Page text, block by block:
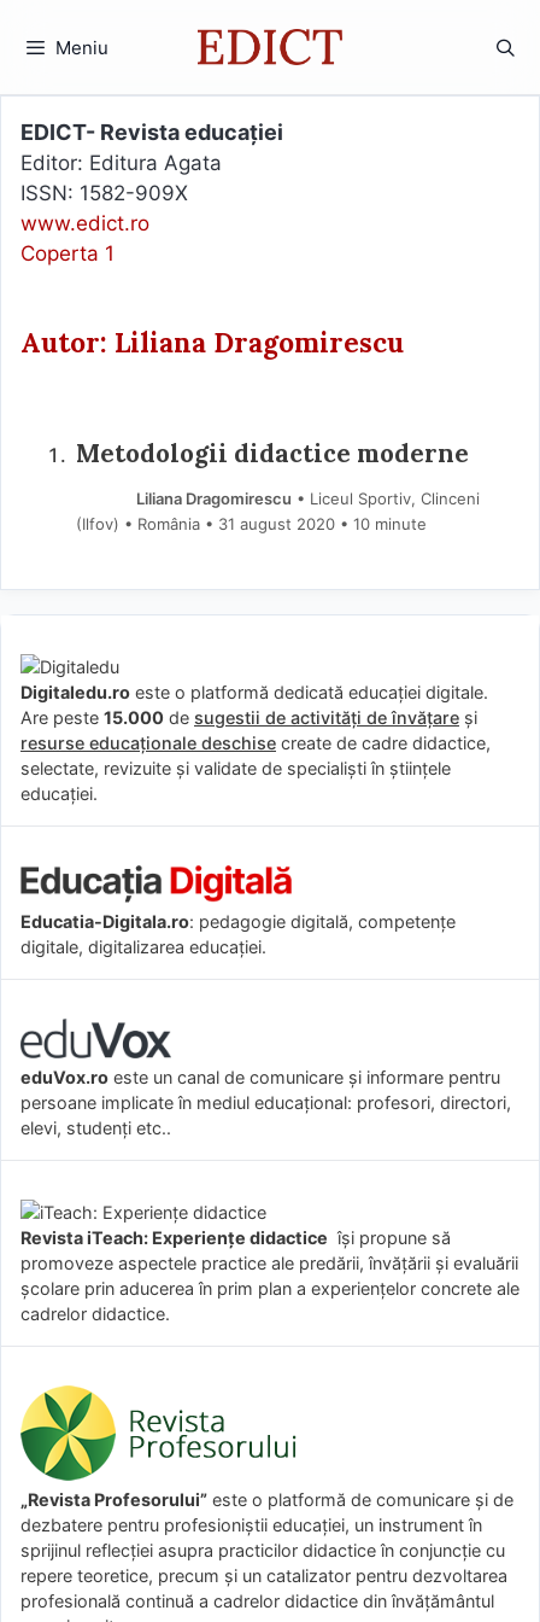
Meniu
EDICT- Revista educației
Editor: Editura Agata
ISSN: 1582-909X
www.edict.ro
Coperta 1
Autor: Liliana Dragomirescu
Metodologii didactice moderne
Liliana Dragomirescu • Liceul Sportiv, Clinceni
(Ilfov) • România
31 august 2020 • 10 minute
Digitaledu.ro este o platformă dedicată educației digitale.
Are peste 15.000 de sugestii de activități de învățare și
resurse educaționale deschise create de cadre didactice,
selectate, revizuite și validate de specialiști în științele
educației.
Educatia-Digitala.ro: pedagogie digitală, competențe
digitale, digitalizarea educației.
eduVox.ro este un canal de comunicare și informare pentru
persoane implicate în mediul educațional: profesori, directori,
elevi, studenți etc..
Revista iTeach: Experienţe didactice îşi propune să
promoveze aspectele practice ale predării, învăţării şi evaluării
şcolare prin aducerea în prim plan a experienţelor concrete ale
cadrelor didactice.
„Revista Profesorului” este o platformă de comunicare și de
dezbatere pentru profesioniștii educației, un instrument în
sprijinul reflecției asupra practicilor didactice în conjuncție cu
repere teoretice, precum și un catalizator pentru dezvoltarea
profesională continuă a cadrelor didactice din învățământul